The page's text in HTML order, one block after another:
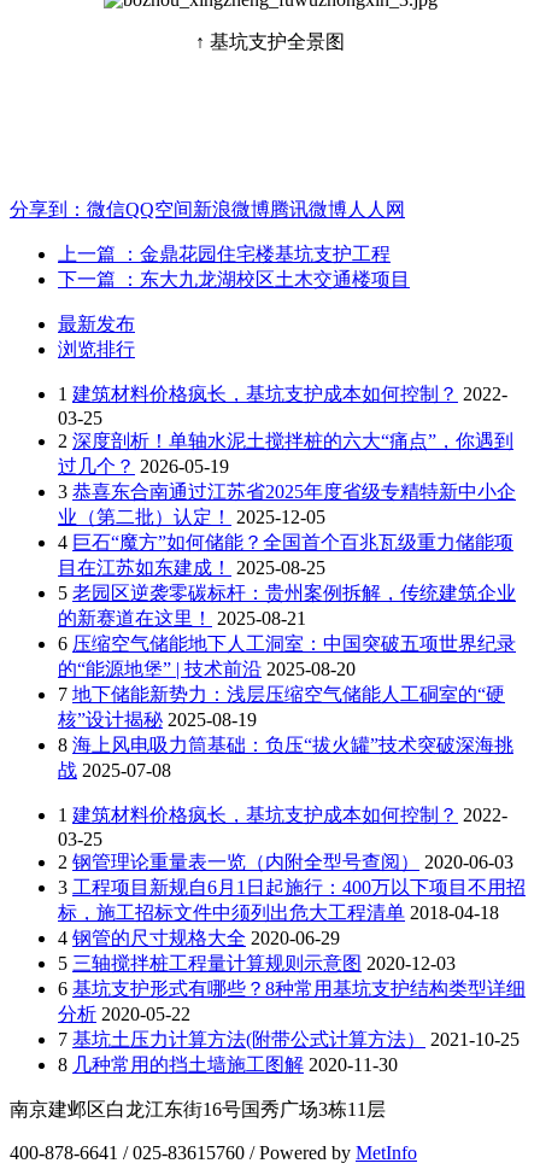
↑ 基坑支护全景图
分享到： 微信QQ空间新浪微博腾讯微博人人网
上一篇
：金鼎花园住宅楼基坑支护工程
下一篇
：东大九龙湖校区土木交通楼项目
最新发布
浏览排行
1 建筑材料价格疯长，基坑支护成本如何控制？ 2022-
03-25
2 深度剖析！单轴水泥土搅拌桩的六大“痛点”，你遇到
过几个？ 2026-05-19
3 恭喜东合南通过江苏省2025年度省级专精特新中小企
业（第二批）认定！
2025-12-05
4 巨石“魔方”如何储能？全国首个百兆瓦级重力储能项
目在江苏如东建成！
2025-08-25
5 老园区逆袭零碳标杆：贵州案例拆解，传统建筑企业
的新赛道在这里！
2025-08-21
6 压缩空气储能地下人工洞室：中国突破五项世界纪录
的“能源地堡” | 技术前沿 2025-08-20
7 地下储能新势力：浅层压缩空气储能人工硐室的“硬
核”设计揭秘 2025-08-19
8 海上风电吸力筒基础：负压“拔火罐”技术突破深海挑
战 2025-07-08
1 建筑材料价格疯长，基坑支护成本如何控制？ 2022-
03-25
2 钢管理论重量表一览（内附全型号查阅）
2020-06-03
3 工程项目新规自6月1日起施行：400万以下项目不用招
标，施工招标文件中须列出危大工程清单 2018-04-18
4 钢管的尺寸规格大全 2020-06-29
5 三轴搅拌桩工程量计算规则示意图 2020-12-03
6 基坑支护形式有哪些？8种常用基坑支护结构类型详细
分析 2020-05-22
7 基坑土压力计算方法(附带公式计算方法）
2021-10-25
8 几种常用的挡土墙施工图解 2020-11-30
南京建邺区白龙江东街16号国秀广场3栋11层
400-878-6641 / 025-83615760 / Powered by MetInfo